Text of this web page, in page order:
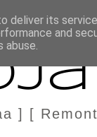
MARKKINOINTI &
] [
deliver its
and
abuse.